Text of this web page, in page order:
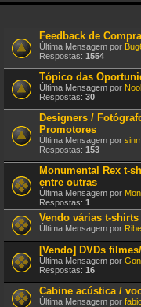
Feedback de
Última Mensagem por
Respostas: 1554
Tópico das
Última Mensagem por
Respostas: 30
Designers /
Promotores
Última Mensagem por
Respostas: 153
Monumental Rex t-
entre outras
Última Mensagem por
Respostas: 1
Vendo várias t-
Última Mensagem por
[Vendo] DVDs
Última Mensagem por
Respostas: 16
Cabine acústica /
Última Mensagem por